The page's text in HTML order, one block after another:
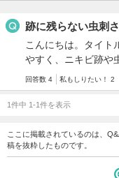
跡に残らない虫刺
こんにちは。タイト
やすく、ニキビ跡や
回答数 4 私もしりたい！ 2
1件中 1-1件を表示
ここに掲載されているのは、
稿を抜粋したものです。